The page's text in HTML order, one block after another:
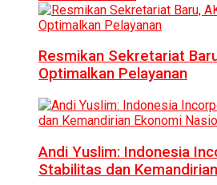
Resmikan Sekretariat
Optimalkan Pelayanan
Andi Yuslim: Indonesia
Stabilitas dan